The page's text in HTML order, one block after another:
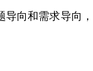
向和需求导向，